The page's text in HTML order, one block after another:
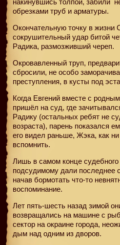
обрезками труб и арматуры.
Окончательную точку в жизни
сокрушительный удар битой
Радика, размозживший череп.
Окровавленный труп,
сбросили, не особо
преступления, в кусты под
Когда Евгений вместе с
пришёл на суд, где
Радику (остальных ребят не
возраста), парень показался
его видел раньше, Жэка, как
вспомнить.
Лишь в самом конце судебного
подсудимому дали последнее
начав бормотать что-то
воспоминание.
Лет пять-шесть назад зимой
возвращались на машине с
сектор на окраине города,
дым над одним из дворов.